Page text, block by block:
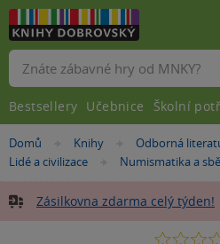
Nacházíte
se
Domů »Knihy »Odborná
Lidé a civilizace »
Numismatika a
Zásilkovna zdarma celý týden!
0.0
Vyhledávání
Bestsellery Učebnice Školní